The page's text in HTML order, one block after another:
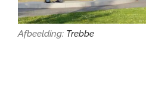
Afbeelding: Trebbe